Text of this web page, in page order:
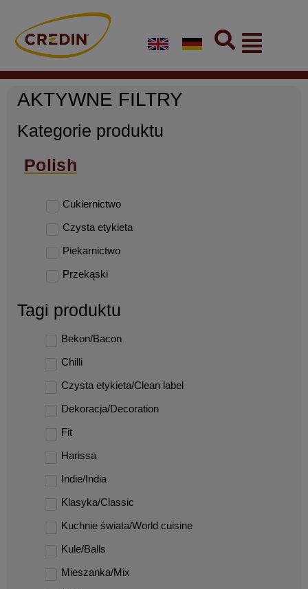
content
Flyout
Menu
AKTYWNE FILTRY
Kategorie produktu
Polish
Cukiernictwo
Czysta etykieta
Piekarnictwo
Przekąski
Tagi produktu
Bekon/Bacon
Chilli
Czysta etykieta/Clean label
Dekoracja/Decoration
Fit
Harissa
Indie/India
Klasyka/Classic
Kuchnie świata/World cuisine
Kule/Balls
Mieszanka/Mix